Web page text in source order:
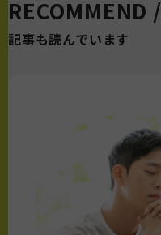
RECOMMEND /
記事も読んでいます